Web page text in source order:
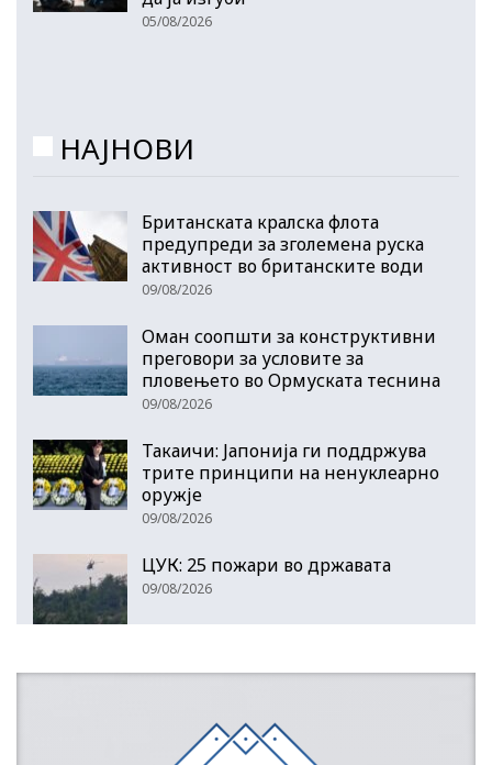
05/08/2026
НАЈНОВИ
Британската кралска флота
предупреди за зголемена руска
активност во британските води
09/08/2026
Оман соопшти за конструктивни
преговори за условите за
пловењето во Ормуската теснина
09/08/2026
Такаичи: Јапонија ги поддржува
трите принципи на ненуклеарно
оружје
09/08/2026
ЦУК: 25 пожари во државата
09/08/2026